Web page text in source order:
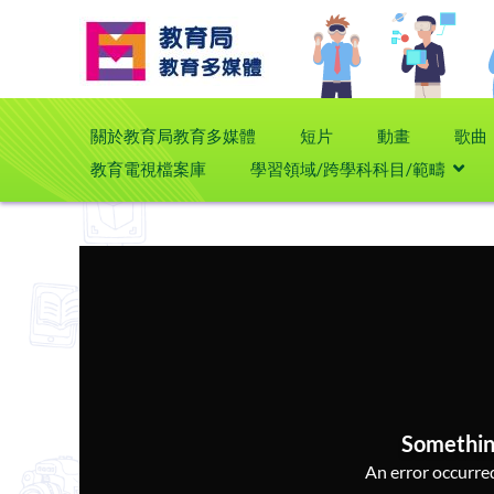
關於教育局教育多媒體 短片 動畫
歌曲
教育電視檔案庫
學習領域/跨學科科目/範疇
An error